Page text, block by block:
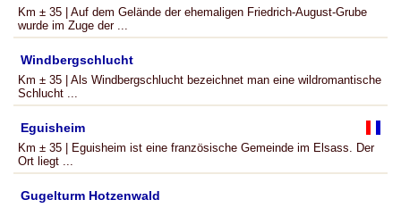
Km ± 35 | Auf dem Gelände der ehemaligen Friedrich-August-Grube
wurde im Zuge der ...
Windbergschlucht
Km ± 35 | Als Windbergschlucht bezeichnet man eine wildromantische
Schlucht ...
Eguisheim
Km ± 35 | Eguisheim ist eine französische Gemeinde im Elsass. Der
Ort liegt ...
Gugelturm Hotzenwald